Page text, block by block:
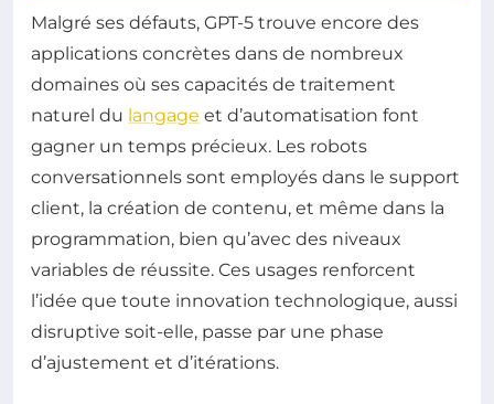
Malgré ses défauts, GPT-5 trouve encore des
applications concrètes dans de nombreux
domaines où ses capacités de traitement
naturel du langage et d’automatisation font
gagner un temps précieux. Les robots
conversationnels sont employés dans le support
client, la création de contenu, et même dans la
programmation, bien qu’avec des niveaux
variables de réussite. Ces usages renforcent
l’idée que toute innovation technologique, aussi
disruptive soit-elle, passe par une phase
d’ajustement et d’itérations.